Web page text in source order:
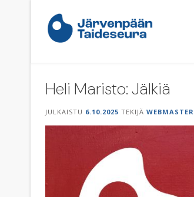
Heli Maristo: Jälkiä
JULKAISTU 6.10.2025 TEKIJÄ WEBMASTER